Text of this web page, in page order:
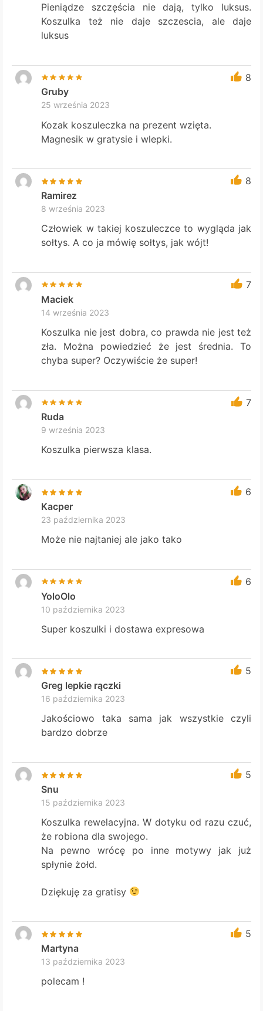
Pieniądze szczęścia nie dają, tylko luksus.
Koszulka też nie daje szczescia, ale daje
luksus
8
Gruby
25 września 2023
Kozak koszuleczka na prezent wzięta.
Magnesik w gratysie i wlepki.
8
Ramirez
8 września 2023
Człowiek w takiej koszuleczce to wygląda jak
sołtys. A co ja mówię sołtys, jak wójt!
7
Maciek
14 września 2023
Koszulka nie jest dobra, co prawda nie jest też
zła. Można powiedzieć że jest średnia. To
chyba super? Oczywiście że super!
7
Ruda
9 września 2023
Koszulka pierwsza klasa.
6
Kacper
23 października 2023
Może nie najtaniej ale jako tako
6
YoloOlo
10 października 2023
Super koszulki i dostawa expresowa
5
Greg lepkie rączki
16 października 2023
Jakościowo taka sama jak wszystkie czyli
bardzo dobrze
5
Snu
15 października 2023
Koszulka rewelacyjna. W dotyku od razu czuć,
że robiona dla swojego.
Na pewno wrócę po inne motywy jak już
spłynie żołd.
Dziękuję za gratisy
5
Martyna
13 października 2023
polecam !